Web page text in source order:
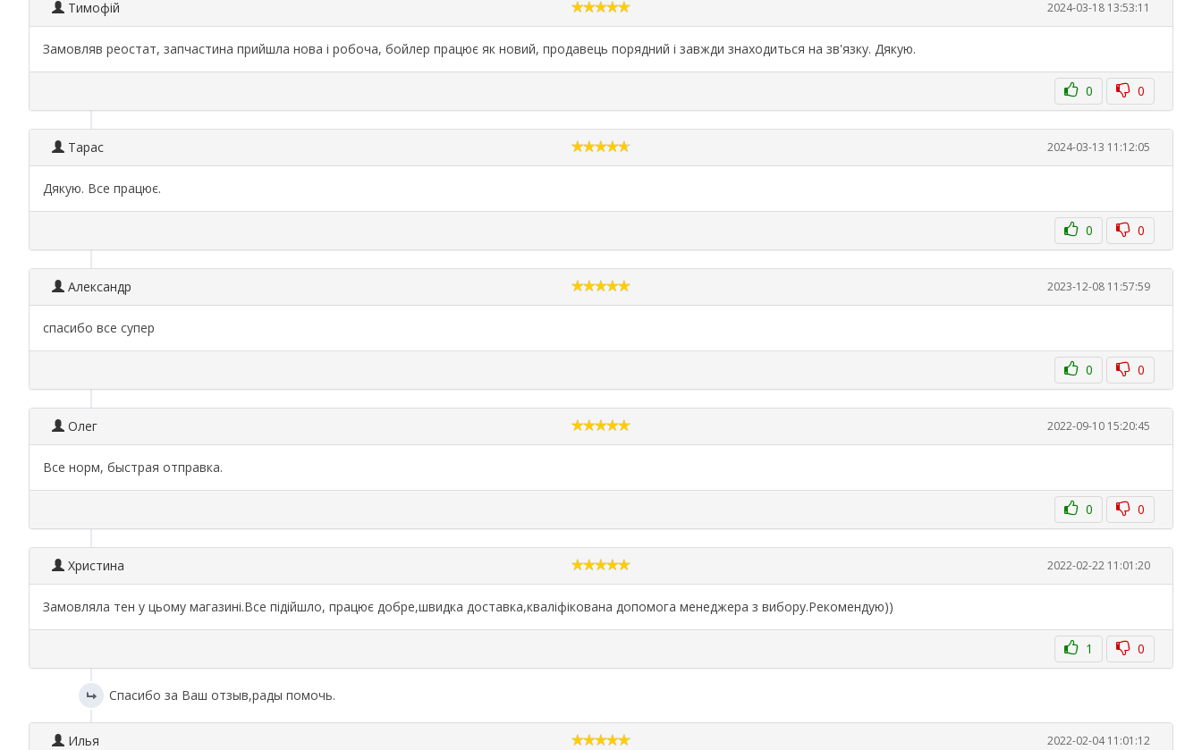
Тимофій 2024-03-18 13:53:11
Замовляв реостат, запчастина прийшла нова і робоча, бойлер працює як новий, продавець порядний і завжди знаходиться на зв'язку. Дякую.
0 0
Тарас 2024-03-13 11:12:05
Дякую. Все працює.
0 0
Александр 2023-12-08 11:57:59
спасибо все супер
0 0
Олег 2022-09-10 15:20:45
Все норм, быстрая отправка.
0 0
Христина 2022-02-22 11:01:20
Замовляла тен у цьому магазині.Все підійшло, працює добре,швидка доставка,кваліфікована допомога менеджера з вибору.Рекомендую))
1 0
Спасибо за Ваш отзыв,рады помочь.
Илья 2022-02-04 11:01:12